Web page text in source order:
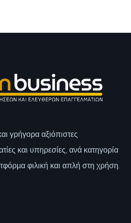
γρήγορα αξιόπιστες
και υπηρεσίες, ανά κατηγορία
φιλική και απλή στη χρήση.